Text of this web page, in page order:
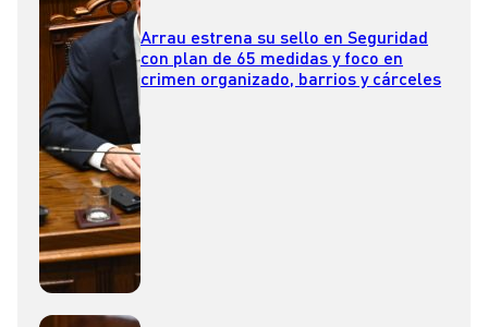
Arrau estrena su sello en Seguridad
con plan de 65 medidas y foco en
crimen organizado, barrios y cárceles